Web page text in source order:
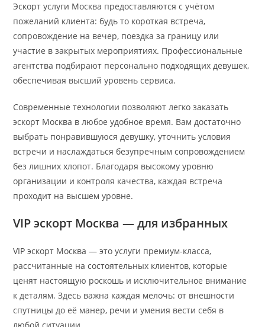
Эскорт услуги Москва предоставляются с учётом
пожеланий клиента: будь то короткая встреча,
сопровождение на вечер, поездка за границу или
участие в закрытых мероприятиях. Профессиональные
агентства подбирают персонально подходящих девушек,
обеспечивая высший уровень сервиса.
Современные технологии позволяют легко заказать
эскорт Москва в любое удобное время. Вам достаточно
выбрать понравившуюся девушку, уточнить условия
встречи и наслаждаться безупречным сопровождением
без лишних хлопот. Благодаря высокому уровню
организации и контроля качества, каждая встреча
проходит на высшем уровне.
VIP эскорт Москва — для избранных
VIP эскорт Москва — это услуги премиум-класса,
рассчитанные на состоятельных клиентов, которые
ценят настоящую роскошь и исключительное внимание
к деталям. Здесь важна каждая мелочь: от внешности
спутницы до её манер, речи и умения вести себя в